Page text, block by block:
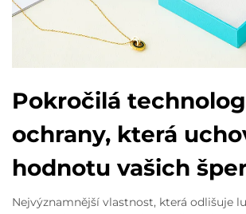
Pokročilá
ochrany, která
hodnotu vašich
Nejvýznamnější vlastnost, která odlišuje